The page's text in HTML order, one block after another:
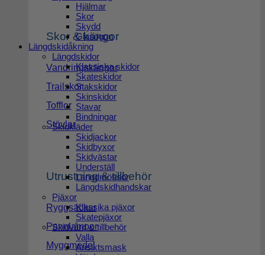
Skor & kängor
Vandringskängor
Trailskor
Tofflor
Stövlar
Utrustning & tillbehör
Ryggsäckar
Pannlampor
Myggmedel
Hjälmar
Skor
Skydd
Glasögon
Längdskidåkning
Längdskidor
Klassiska skidor
Skateskidor
Stakskidor
Skinskidor
Stavar
Bindningar
Skidkläder
Skidjackor
Skidbyxor
Skidvästar
Underställ
Längdmössor
Längdskidhandskar
Pjäxor
Klassika pjäxor
Skatepjäxor
Skidvård & tillbehör
Valla
Ansiktsmask